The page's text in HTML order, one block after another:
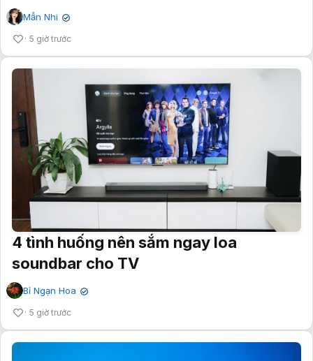
Mẫn Nhi ✔
5 giờ trước
4 tình huống nên sắm ngay loa
soundbar cho TV
Bỉ Ngạn Hoa ✔
5 giờ trước